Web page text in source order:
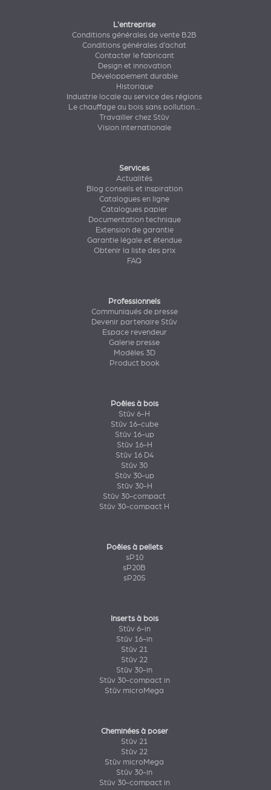
L'entreprise
Conditions générales de vente B2B
Conditions générales d’achat
Contacter le fabricant
Design et innovation
Développement durable
Historique
Industrie locale au service des régions
Le chauffage au bois sans pollution...
Travailler chez Stûv
Vision internationale
Services
Actualités
Blog conseils et inspiration
Catalogues en ligne
Catalogues papier
Documentation technique
Extension de garantie
Garantie légale et étendue
Obtenir la liste des prix
FAQ
Professionnels
Communiqués de presse
Devenir partenaire Stûv
Espace revendeur
Galerie presse
Modèles 3D
Product book
Poêles à bois
Stûv 6-H
Stûv 16-cube
Stûv 16-up
Stûv 16-H
Stûv 16 D4
Stûv 30
Stûv 30-up
Stûv 30-H
Stûv 30-compact
Stûv 30-compact H
Poêles à pellets
sP10
sP20B
sP20S
Inserts à bois
Stûv 6-in
Stûv 16-in
Stûv 21
Stûv 22
Stûv 30-in
Stûv 30-compact in
Stûv microMega
Cheminées à poser
Stûv 21
Stûv 22
Stûv microMega
Stûv 30-in
Stûv 30-compact in